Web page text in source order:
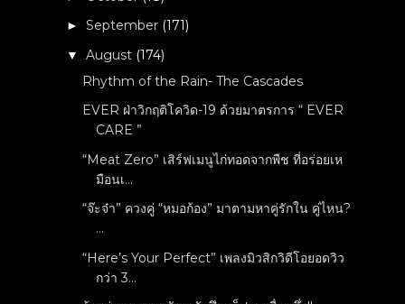
►September (171)
▼August (174)
Rhythm of the Rain- The Cascades
EVER ฝ่าวิกฤติโควิด-19 ด้วยมาตรการ “ EVER
CARE ”
“Meat Zero” เสิร์ฟเมนูไก่ทอดจากพืช ที่อร่อยเห
มือนเ...
“จ๊ะจ๋า” ควงคู่ “หมอก้อง” มาตามหาคู่รักใน คู่ไหน?
...
“Here’s Your Perfect” เพลงมิวสิกวิดีโอยอดวิว
กว่า 3...